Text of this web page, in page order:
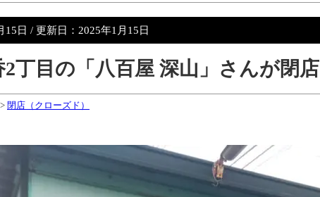
15日 / 更新日： 2025年1月15日
丁目の「八百屋 深山」さんが閉店
> 閉店（クローズド）